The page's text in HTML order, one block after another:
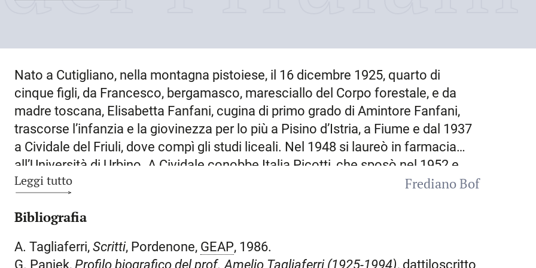
Nato a Cutigliano, nella montagna pistoiese, il 16 dicembre 1925, quarto di
cinque figli, da Francesco, bergamasco, maresciallo del Corpo forestale, e da
madre toscana, Elisabetta Fanfani, cugina di primo grado di Amintore Fanfani,
trascorse l’infanzia e la giovinezza per lo più a Pisino d’Istria, a Fiume e dal 1937
a Cividale del Friuli, dove compì gli studi liceali. Nel 1948 si laureò in farmacia
all’Università di Urbino. A Cividale conobbe Italia Picotti, che sposò nel 1952 e
dalla quale ebbe due figlie. Per lavoro dovette trasferirsi nel 1951 a
Milano, dove
Carlo Erba per la provincia bresciana, mentre negli anni 1959-1965 fu titolare di
assecondare la sua più profonda vocazione, la ricerca storica, distinta in due
Leggi tutto
Frediano Bof
Bibliografia
A. Tagliaferri, Scritti, Pordenone, GEAP, 1986.
G. Panjek, Profilo biografico del prof. Amelio Tagliaferri (1925-1994), dattiloscritto